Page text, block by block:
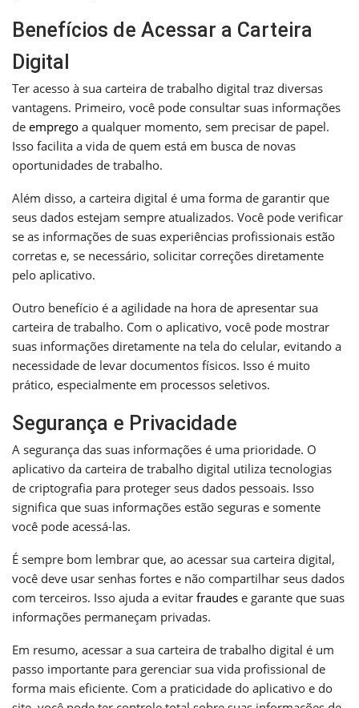
Benefícios de Acessar a Carteira
Digital
Ter acesso à sua carteira de trabalho digital traz diversas
vantagens. Primeiro, você pode consultar suas informações
de emprego a qualquer momento, sem precisar de papel.
Isso facilita a vida de quem está em busca de novas
oportunidades de trabalho.
Além disso, a carteira digital é uma forma de garantir que
seus dados estejam sempre atualizados. Você pode verificar
se as informações de suas experiências profissionais estão
corretas e, se necessário, solicitar correções diretamente
pelo aplicativo.
Outro benefício é a agilidade na hora de apresentar sua
carteira de trabalho. Com o aplicativo, você pode mostrar
suas informações diretamente na tela do celular, evitando a
necessidade de levar documentos físicos. Isso é muito
prático, especialmente em processos seletivos.
Segurança e Privacidade
A segurança das suas informações é uma prioridade. O
aplicativo da carteira de trabalho digital utiliza tecnologias
de criptografia para proteger seus dados pessoais. Isso
significa que suas informações estão seguras e somente
você pode acessá-las.
É sempre bom lembrar que, ao acessar sua carteira digital,
você deve usar senhas fortes e não compartilhar seus dados
com terceiros. Isso ajuda a evitar fraudes e garante que suas
informações permaneçam privadas.
Em resumo, acessar a sua carteira de trabalho digital é um
passo importante para gerenciar sua vida profissional de
forma mais eficiente. Com a praticidade do aplicativo e do